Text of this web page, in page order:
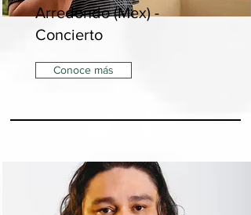
Arredondo (Mex) -
Concierto
Conoce más